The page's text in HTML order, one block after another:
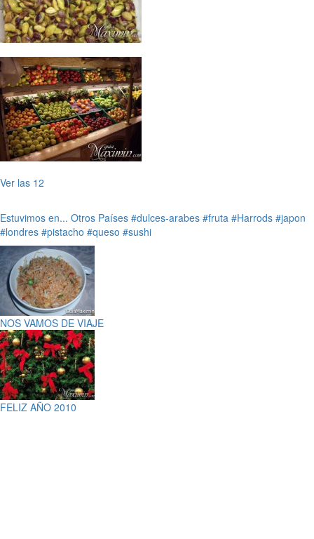
Ver las 12
Estuvimos en... Otros Países #dulces-arabes #fruta #Harrods #japon
#londres #pistacho #queso #sushi
NOS VAMOS DE VIAJE
FELIZ AÑO 2010